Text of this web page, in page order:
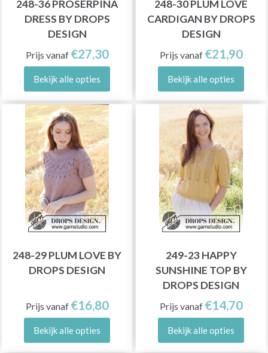
248-36 PROSERPINA
DRESS BY DROPS
DESIGN
Prijs vanaf €27,30
Bekijk alle opties
248-30 PLUM LOVE
CARDIGAN BY DROPS
DESIGN
Prijs vanaf €21,90
Bekijk alle opties
248-29 PLUM LOVE BY
DROPS DESIGN
Prijs vanaf €16,80
Bekijk alle opties
249-23 HAPPY
SUNSHINE TOP BY
DROPS DESIGN
Prijs vanaf €14,70
Bekijk alle opties